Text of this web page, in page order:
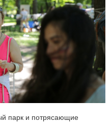
парк и потрясающие